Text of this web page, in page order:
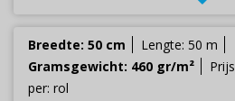
Breedte: 50 cm
Lengte: 50 m
Gramsgewicht: 460 gr/m²
Prijs
per: rol